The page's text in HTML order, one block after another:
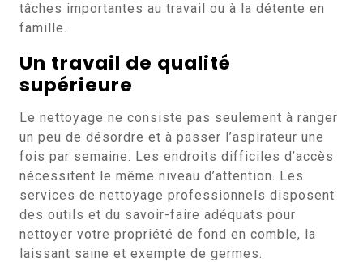
tâches importantes au travail ou à la détente en
famille.
Un travail de qualité
supérieure
Le nettoyage ne consiste pas seulement à ranger
un peu de désordre et à passer l’aspirateur une
fois par semaine. Les endroits difficiles d’accès
nécessitent le même niveau d’attention. Les
services de nettoyage professionnels disposent
des outils et du savoir-faire adéquats pour
nettoyer votre propriété de fond en comble, la
laissant saine et exempte de germes.